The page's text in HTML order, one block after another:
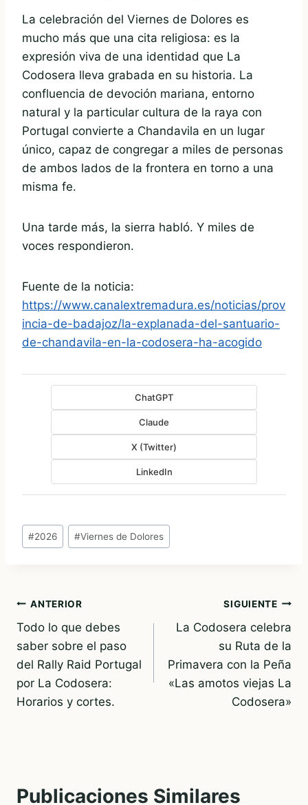
La celebración del Viernes de Dolores es
mucho más que una cita religiosa: es la
expresión viva de una identidad que La
Codosera lleva grabada en su historia. La
confluencia de devoción mariana, entorno
natural y la particular cultura de la raya con
Portugal convierte a Chandavila en un lugar
único, capaz de congregar a miles de personas
de ambos lados de la frontera en torno a una
misma fe.
Una tarde más, la sierra habló. Y miles de
voces respondieron.
Fuente de la noticia:
https://www.canalextremadura.es/noticias/prov
incia-de-badajoz/la-explanada-del-santuario-
de-chandavila-en-la-codosera-ha-acogido
ChatGPT
Claude
X (Twitter)
LinkedIn
Etiquetas
de
#2026 #Viernes de Dolores
Navegación
de
entradas
ANTERIOR
Todo lo que debes
saber sobre el paso
del Rally Raid Portugal
por La Codosera:
Horarios y cortes.
SIGUIENTE
La Codosera celebra
su Ruta de la
Primavera con la Peña
«Las amotos viejas La
Codosera»
Publicaciones Similares